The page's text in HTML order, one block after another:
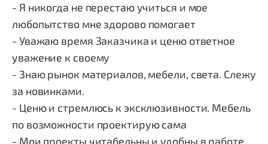
- Я никогда не перестаю учиться и мое
любопытство мне здорово помогает
- Уважаю время Заказчика и ценю ответное
уважение к своему
- Знаю рынок материалов, мебели, света. Слежу
за новинками.
- Ценю и стремлюсь к эксклюзивности. Мебель
по возможности проектирую сама
- Мои проекты читабельны и удобны в работе